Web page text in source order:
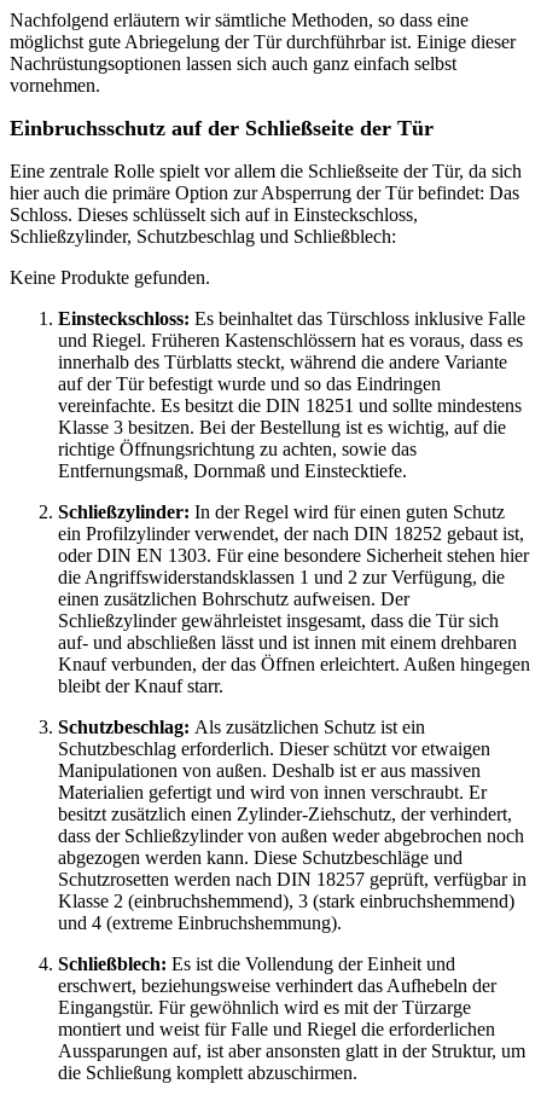
Nachfolgend erläutern wir sämtliche Methoden, so dass eine
möglichst gute Abriegelung der Tür durchführbar ist. Einige dieser
Nachrüstungsoptionen lassen sich auch ganz einfach selbst
vornehmen.
Einbruchsschutz auf der Schließseite der Tür
Eine zentrale Rolle spielt vor allem die Schließseite der Tür, da sich
hier auch die primäre Option zur Absperrung der Tür befindet: Das
Schloss. Dieses schlüsselt sich auf in Einsteckschloss,
Schließzylinder, Schutzbeschlag und Schließblech:
Keine Produkte gefunden.
Einsteckschloss: Es beinhaltet das Türschloss inklusive Falle
und Riegel. Früheren Kastenschlössern hat es voraus, dass es
innerhalb des Türblatts steckt, während die andere Variante
auf der Tür befestigt wurde und so das Eindringen
vereinfachte. Es besitzt die DIN 18251 und sollte mindestens
Klasse 3 besitzen. Bei der Bestellung ist es wichtig, auf die
richtige Öffnungsrichtung zu achten, sowie das
Entfernungsmaß, Dornmaß und Einstecktiefe.
Schließzylinder: In der Regel wird für einen guten Schutz
ein Profilzylinder verwendet, der nach DIN 18252 gebaut ist,
oder DIN EN 1303. Für eine besondere Sicherheit stehen hier
die Angriffswiderstandsklassen 1 und 2 zur Verfügung, die
einen zusätzlichen Bohrschutz aufweisen. Der
Schließzylinder gewährleistet insgesamt, dass die Tür sich
auf- und abschließen lässt und ist innen mit einem drehbaren
Knauf verbunden, der das Öffnen erleichtert. Außen hingegen
bleibt der Knauf starr.
Schutzbeschlag: Als zusätzlichen Schutz ist ein
Schutzbeschlag erforderlich. Dieser schützt vor etwaigen
Manipulationen von außen. Deshalb ist er aus massiven
Materialien gefertigt und wird von innen verschraubt. Er
besitzt zusätzlich einen Zylinder-Ziehschutz, der verhindert,
dass der Schließzylinder von außen weder abgebrochen noch
abgezogen werden kann. Diese Schutzbeschläge und
Schutzrosetten werden nach DIN 18257 geprüft, verfügbar in
Klasse 2 (einbruchshemmend), 3 (stark einbruchshemmend)
und 4 (extreme Einbruchshemmung).
Schließblech: Es ist die Vollendung der Einheit und
erschwert, beziehungsweise verhindert das Aufhebeln der
Eingangstür. Für gewöhnlich wird es mit der Türzarge
montiert und weist für Falle und Riegel die erforderlichen
Aussparungen auf, ist aber ansonsten glatt in der Struktur, um
die Schließung komplett abzuschirmen.